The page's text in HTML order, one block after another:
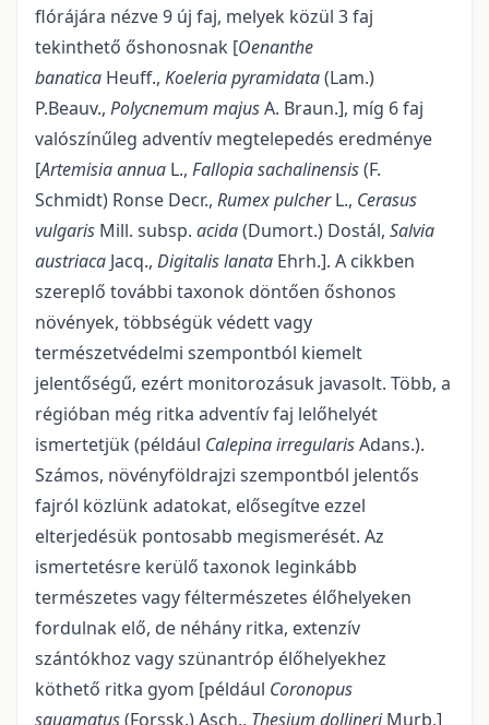
flórájára nézve 9 új faj, melyek közül 3 faj
tekinthető őshonosnak [Oenanthe
banatica Heuff., Koeleria pyramidata(Lam.)
P.Beauv., Polycnemum majusA. Braun.], míg 6 faj
valószínűleg adventív megtelepedés eredménye
[Artemisia annua L., Fallopia sachalinensis(F.
Schmidt) Ronse Decr., Rumex pulcherL., Cerasus
vulgaris Mill. subsp. acida(Dumort.) Dostál, Salvia
austriaca Jacq., Digitalis lanata Ehrh.]. A cikkben
szereplő további taxonok döntően őshonos
növények, többségük védett vagy
természetvédelmi szempontból kiemelt
jelentőségű, ezért monitorozásuk javasolt. Több, a
régióban még ritka adventív faj lelőhelyét
ismertetjük (például Calepina irregularisAdans.).
Számos, növényföldrajzi szempontból jelentős
fajról közlünk adatokat, elősegítve ezzel
elterjedésük pontosabb megismerését. Az
ismertetésre kerülő taxonok leginkább
természetes vagy féltermészetes élőhelyeken
fordulnak elő, de néhány ritka, extenzív
szántókhoz vagy szünantróp élőhelyekhez
köthető ritka gyom [például Coronopus
squamatus(Forssk.) Asch., Thesium dollineriMurb.]